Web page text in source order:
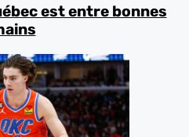
est entre bonnes